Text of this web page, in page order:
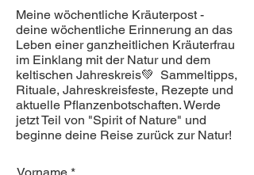
Meine wöchentliche Kräuterpost -
deine wöchentliche Erinnerung an das
Leben einer ganzheitlichen Kräuterfrau
im Einklang mit der Natur und dem
keltischen Jahreskreis💚 Sammeltipps,
Rituale, Jahreskreisfeste, Rezepte und
aktuelle Pflanzenbotschaften. Werde
jetzt Teil von "Spirit of Nature" und
beginne deine Reise zurück zur Natur!